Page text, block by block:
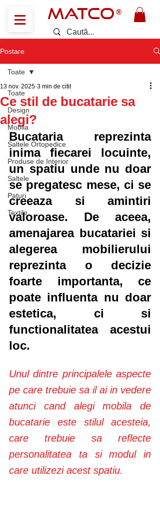
MATCO ®
Postare
Toate
Design
Mobila
Saltele Ortopedice
Produse de Interior
Saltele
Paturi
Textile
Toate
Ce stil de bucatarie sa
alegi?
13 nov. 2025 3 min de citit
Bucataria reprezinta
inima fiecarei locuinte,
un spatiu unde nu doar
se pregatesc mese, ci se
creeaza si amintiri
valoroase. De aceea,
amenajarea bucatariei si
alegerea mobilierului
reprezinta o decizie
foarte importanta, ce
poate influenta nu doar
estetica, ci si
functionalitatea acestui
loc.
Unul dintre principalele aspecte
pe care trebuie sa il ai in vedere
atunci cand alegi mobila de
bucatarie este stilul acesteia,
care trebuie sa reflecte
personalitatea ta si modul in
care utilizezi acest spatiu.